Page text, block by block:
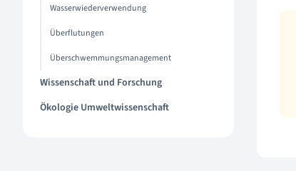
Wasserwiederverwendung
Überflutungen
Überschwemmungsmanagement
Wissenschaft und Forschung
Ökologie Umweltwissenschaft